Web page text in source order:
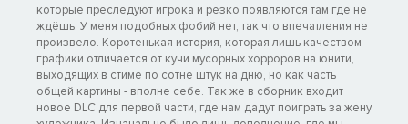
которые преследуют игрока и резко появляются там где не
ждёшь. У меня подобных фобий нет, так что впечатления не
произвело. Коротенькая история, которая лишь качеством
графики отличается от кучи мусорных хорроров на юнити,
выходящих в стиме по сотне штук на дню, но как часть
общей картины - вполне себе. Так же в сборник входит
новое DLC для первой части, где нам дадут поиграть за жену